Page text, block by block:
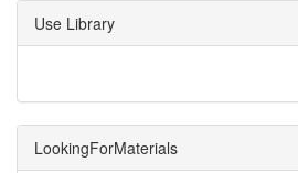
Use Library
LookingForMaterials